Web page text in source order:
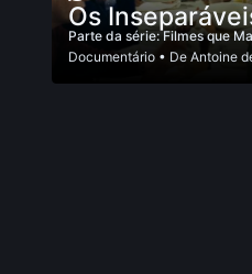
Os
Parte da série:Filmes que
Documentário • De Antoine